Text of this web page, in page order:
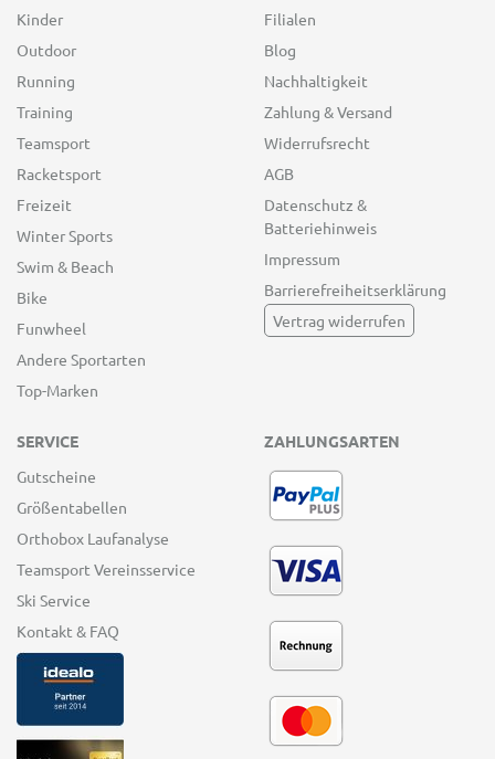
Kinder
Outdoor
Running
Training
Teamsport
Racketsport
Freizeit
Winter Sports
Swim & Beach
Bike
Funwheel
Andere Sportarten
Top-Marken
Filialen
Blog
Nachhaltigkeit
Zahlung & Versand
Widerrufsrecht
AGB
Datenschutz &
Batteriehinweis
Impressum
Barrierefreiheitserklärung
Vertrag widerrufen
SERVICE
Gutscheine
Größentabellen
Orthobox Laufanalyse
Teamsport Vereinsservice
Ski Service
Kontakt & FAQ
ZAHLUNGSARTEN